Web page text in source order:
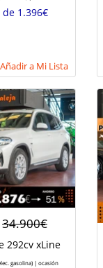
1.396€
Añadir a Mi Lista
34.900€
292cv xLine
gasolina) | ocasión